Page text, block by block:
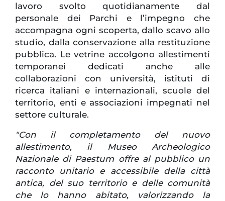
lavoro svolto quotidianamente dal
personale dei Parchi e l’impegno che
accompagna ogni scoperta, dallo scavo allo
studio, dalla conservazione alla restituzione
pubblica. Le vetrine accolgono allestimenti
temporanei dedicati anche alle
collaborazioni con università, istituti di
ricerca italiani e internazionali, scuole del
territorio, enti e associazioni impegnati nel
settore culturale.
"Con il completamento del nuovo
allestimento, il Museo Archeologico
Nazionale di Paestum offre al pubblico un
racconto unitario e accessibile della città
antica, del suo territorio e delle comunità
che lo hanno abitato, valorizzando la